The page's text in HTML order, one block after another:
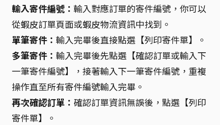
輸入寄件編號： 輸入對應訂單的寄件編號，你可以
從蝦皮訂單頁面或蝦皮物流資訊中找到。
單筆寄件： 輸入完畢後直接點選【列印寄件單】。
多筆寄件： 輸入完畢後先點選【確認訂單或輸入下
一筆寄件編號】，接著輸入下一筆寄件編號，重複
操作直至所有寄件編號輸入完畢。
再次確認訂單： 確認訂單資訊無誤後，點選【列印
寄件單】。